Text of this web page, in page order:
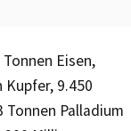
Eisen,
Kupfer, 9.450
Tonnen Palladium